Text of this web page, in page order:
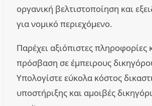
οργανική βελτιστοποίηση και
για νομικό περιεχόμενο.
Παρέχει αξιόπιστες πληροφορίες
πρόσβαση σε έμπειρους
Υπολογίστε εύκολα κόστος
υποστήριξης και αμοιβές